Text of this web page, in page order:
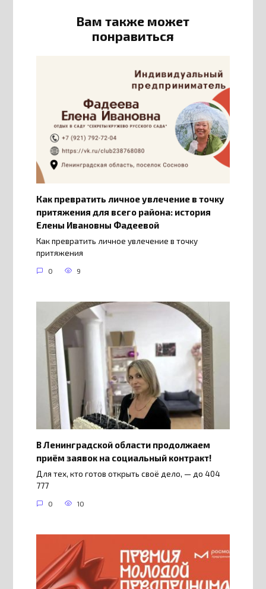
Вам также может
понравиться
Как превратить личное увлечение в точку
притяжения для всего района: история
Елены Ивановны Фадеевой
Как превратить личное увлечение в точку
притяжения
0 9
В Ленинградской области продолжаем
приём заявок на социальный контракт!
Для тех, кто готов открыть своё дело, — до 404
777
0 10